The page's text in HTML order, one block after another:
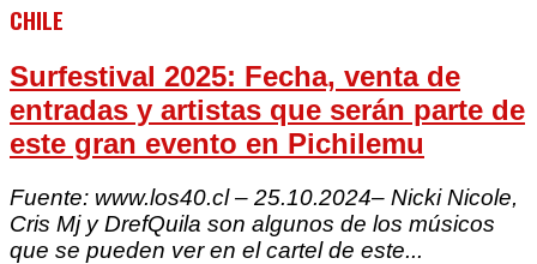
CHILE
Surfestival 2025: Fecha, venta de
entradas y artistas que serán parte de
este gran evento en Pichilemu
Fuente: www.los40.cl – 25.10.2024– Nicki Nicole,
Cris Mj y DrefQuila son algunos de los músicos
que se pueden ver en el cartel de este...